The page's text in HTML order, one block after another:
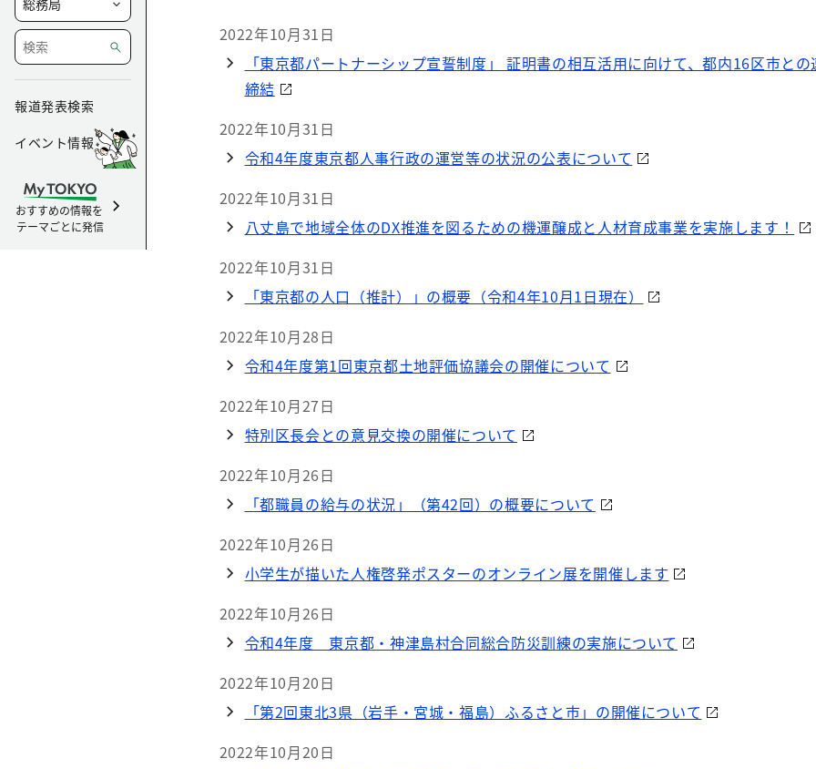
報道発表検索
イベント情報
おすすめの情報を
テーマごとに発信
2022年10月31日
「東京都パートナーシップ宣誓制度」 証明書の相互活用に向けて、都内16区市と
締結
2022年10月31日
令和4年度東京都人事行政の運営等の状況の公表について
2022年10月31日
八丈島で地域全体のDX推進を図るための機運醸成と人材育成事業を実施します！
2022年10月31日
「東京都の人口（推計）」の概要（令和4年10月1日現在）
2022年10月28日
令和4年度第1回東京都土地評価協議会の開催について
2022年10月27日
特別区長会との意見交換の開催について
2022年10月26日
「都職員の給与の状況」（第42回）の概要について
2022年10月26日
小学生が描いた人権啓発ポスターのオンライン展を開催します
2022年10月26日
令和4年度 東京都・神津島村合同総合防災訓練の実施について
2022年10月20日
「第2回東北3県（岩手・宮城・福島）ふるさと市」の開催について
2022年10月20日